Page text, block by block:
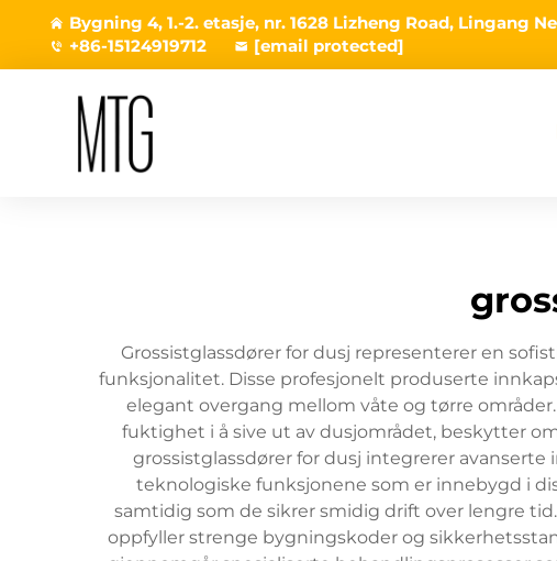
Bygning 4, 1.-2. etasje, nr. 1628 Lizheng Road, Lingang
+86-15124919712
[email protected]
Grossistglassdører for dusj representerer en
funksjonalitet. Disse profesjonelt produserte
elegant overgang mellom våte og tørre
fuktighet i å sive ut av dusjområdet, beskytter
grossistglassdører for dusj integrerer
teknologiske funksjonene som er innebygd i
samtidig som de sikrer smidig drift over lengre
oppfyller strenge bygningskoder og